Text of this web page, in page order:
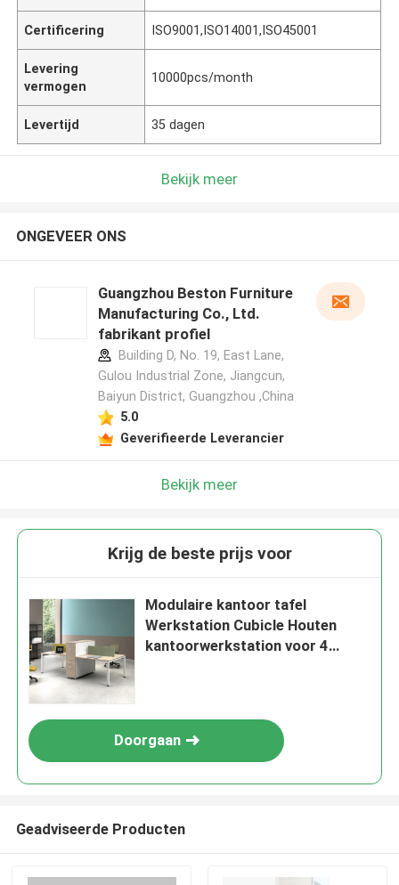
Certificering ISO9001,ISO14001,ISO45001
Levering
vermogen
10000pcs/month
Levertijd 35 dagen
Bekijk meer
ONGEVEER ONS
Guangzhou Beston Furniture
Manufacturing Co., Ltd.
fabrikant profiel
Building D, No. 19, East Lane,
Gulou Industrial Zone, Jiangcun,
Baiyun District, Guangzhou ,China
5.0
Geverifieerde Leverancier
Bekijk meer
Krijg de beste prijs voor
Modulaire kantoor tafel
Werkstation Cubicle Houten
kantoorwerkstation voor 4
Doorgaan
Geadviseerde Producten